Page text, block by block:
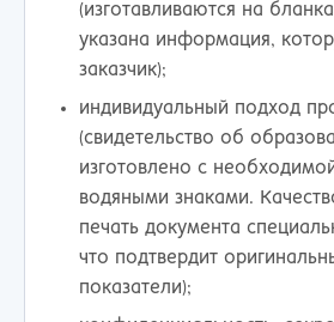
(изготавливаются на
указана информация,
заказчик);
индивидуальный подход
(свидетельство об
изготовлено с
водяными знаками.
печать документа
что подтвердит
показатели);